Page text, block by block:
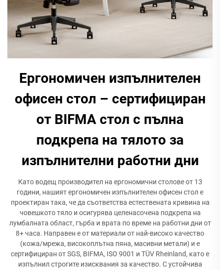
Ергономичен изпълнителен
офисен стол – сертифициран
от BIFMA стол с пълна
подкрепа на тялото за
изпълнителни работни дни
Като водещ производител на ергономични столове от 13
години, нашият ергономичен изпълнителен офисен стол е
проектиран така, че да съответства естествената кривина на
човешкото тяло и осигурява целенасочена подкрепа на
лумбалната област, гърба и врата по време на работни дни от
8+ часа. Направен е от материали от най-високо качество
(кожа/мрежа, високоплътна пяна, масивни метали) и е
сертифициран от SGS, BIFMA, ISO 9001 и TÜV Rheinland, като е
изпълнил строгите изисквания за качество. С устойчива